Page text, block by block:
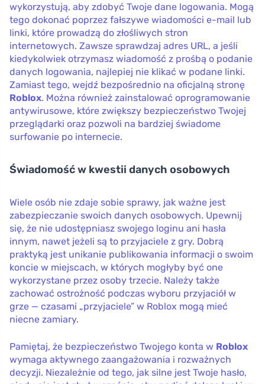
wykorzystują, aby zdobyć Twoje dane logowania. Mogą
tego dokonać poprzez fałszywe wiadomości e-mail lub
linki, które prowadzą do złośliwych stron
internetowych. Zawsze sprawdzaj adres URL, a jeśli
kiedykolwiek otrzymasz wiadomość z prośbą o podanie
danych logowania, najlepiej nie klikać w podane linki.
Zamiast tego, wejdź bezpośrednio na oficjalną stronę
Roblox. Można również zainstalować oprogramowanie
antywirusowe, które zwiększy bezpieczeństwo Twojej
przeglądarki oraz pozwoli na bardziej świadome
surfowanie po internecie.
Świadomość w kwestii danych osobowych
Wiele osób nie zdaje sobie sprawy, jak ważne jest
zabezpieczanie swoich danych osobowych. Upewnij
się, że nie udostępniasz swojego loginu ani hasła
innym, nawet jeżeli są to przyjaciele z gry. Dobrą
praktyką jest unikanie publikowania informacji o swoim
koncie w miejscach, w których mogłyby być one
wykorzystane przez osoby trzecie. Należy także
zachować ostrożność podczas wyboru przyjaciół w
grze — czasami „przyjaciele” w Roblox mogą mieć
niecne zamiary.
Pamiętaj, że bezpieczeństwo Twojego konta w Roblox
wymaga aktywnego zaangażowania i rozważnych
decyzji. Niezależnie od tego, jak silne jest Twoje hasło,